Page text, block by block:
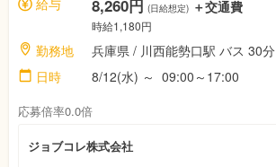
8,260円 (日給想定) ＋交通費
時給1,180円
勤務地
兵庫県 / 川西能勢口駅 バス 30分
日時
8/12(水) ～ 09:00～17:00
応募倍率0.0倍
ジョブコレ株式会社